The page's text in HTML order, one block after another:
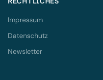
Impressum
Datenschutz
Newsletter